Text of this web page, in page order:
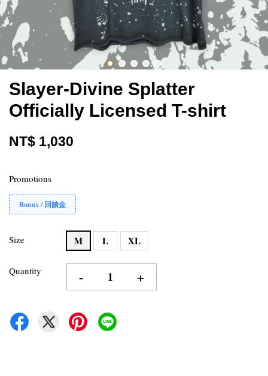
Slayer-Divine Splatter
Officially Licensed T-shirt
NT$ 1,030
Promotions
Bonus / 回饋金
Size M L XL
Quantity - +